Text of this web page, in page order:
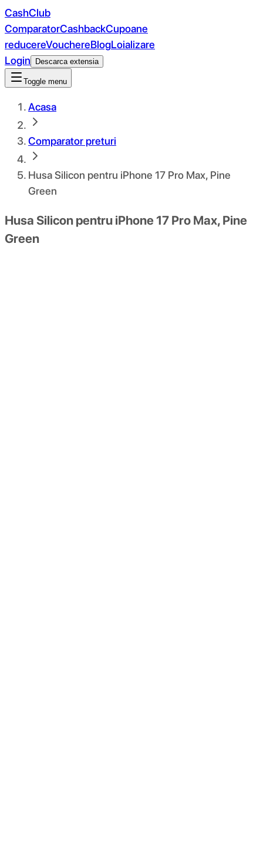
CashClub
ComparatorCashbackCupoane
reducereVouchereBlogLoializare
Login
Descarca extensia
Toggle menu
Acasa
Comparator preturi
Husa Silicon pentru iPhone 17 Pro Max, Pine
Green
Husa Silicon pentru iPhone 17 Pro Max, Pine
Green